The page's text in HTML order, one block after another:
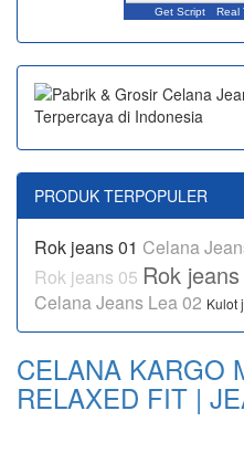
Get Script Real
PRODUK TERPOPULER
Rok jeans 01 Celana
Rok jeans 05 Rok
Celana Jeans Lea 02 Kulot
CELANA KARGO
RELAXED FIT |